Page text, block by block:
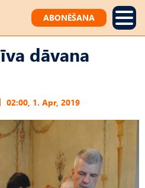
ABONĒŠANA
dāvana
02:00, 1. Apr, 2019